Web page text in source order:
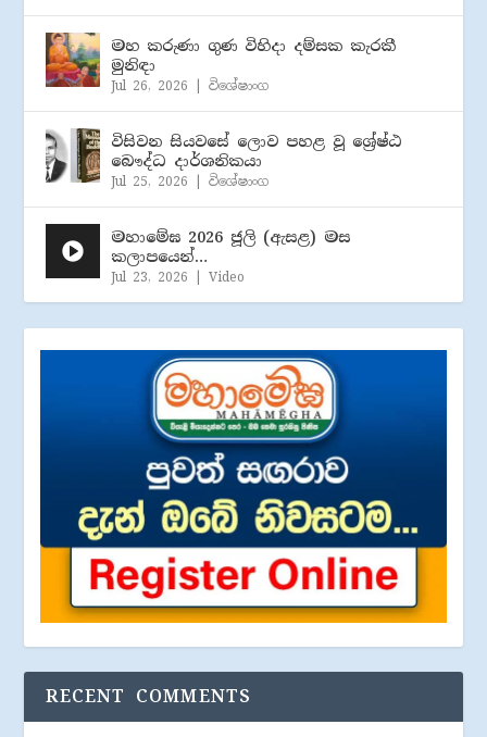
මහ කරුණා ගුණ විහිදා දම්සක කැරකී
මුනිඳා
Jul 26, 2026 |විශේෂාංග
විසිවන සියවසේ ලොව පහළ වූ ශ්‍රේෂ්ඨ
බෞද්ධ දාර්ශනිකයා
Jul 25, 2026 |විශේෂාංග
මහාමේඝ 2026 ජූලි (​ඇසළ) මස
කලාපයෙන්…
Jul 23, 2026 |Video
RECENT COMMENTS